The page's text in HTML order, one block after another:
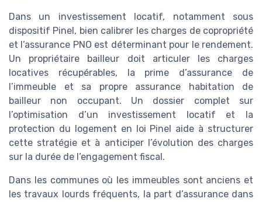
Dans un investissement locatif, notamment sous
dispositif Pinel, bien calibrer les charges de copropriété
et l’assurance PNO est déterminant pour le rendement.
Un propriétaire bailleur doit articuler les charges
locatives récupérables, la prime d’assurance de
l’immeuble et sa propre assurance habitation de
bailleur non occupant. Un dossier complet sur
l’optimisation d’un investissement locatif et la
protection du logement en loi Pinel aide à structurer
cette stratégie et à anticiper l’évolution des charges
sur la durée de l’engagement fiscal.
Dans les communes où les immeubles sont anciens et
les travaux lourds fréquents, la part d’assurance dans